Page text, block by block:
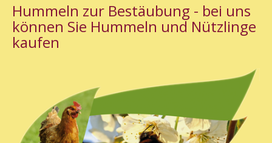
Hummeln zur Bestäubung - bei uns
können Sie Hummeln und Nützlinge
kaufen